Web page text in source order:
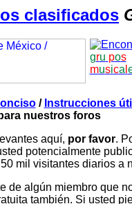
clasificados
gru pos
musica
/ Instrucciones
nuestros foros
aquí, por favor.
potencialmente
mil visitantes diarios a
algún miembro que
también. Si usted